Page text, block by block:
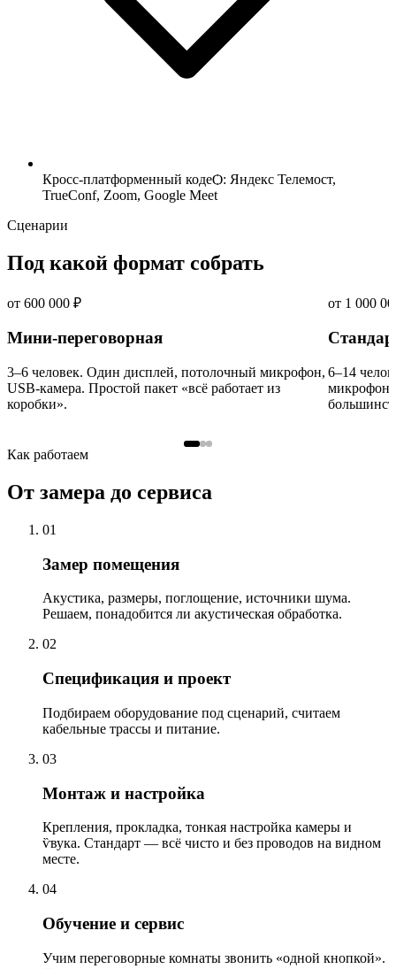
Кросс-платформенный кодеѺ: Яндекс Телемост,
TrueConf, Zoom, Google Meet
Сценарии
Под какой формат собрать
от 600 000 ₽
Мини-переговорная
3–6 человек. Один дисплей, потолочный микрофон,
USB-камера. Простой пакет «всё работает из
коробки».
от 1 000
6–14
Как работаем
От замера до сервиса
01
Замер помещения
Акустика, размеры, поглощение, источники шума.
Решаем, понадобится ли акустическая обработка.
02
Спецификация и проект
Подбираем оборудование под сценарий, считаем
кабельные трассы и питание.
03
Монтаж и настройка
Крепления, прокладка, тонкая настройка камеры и
ѷвука. Стандарт — всё чисто и без проводов на видном
месте.
04
Обучение и сервис
Учим переговорные комнаты звонить «одной кнопкой».